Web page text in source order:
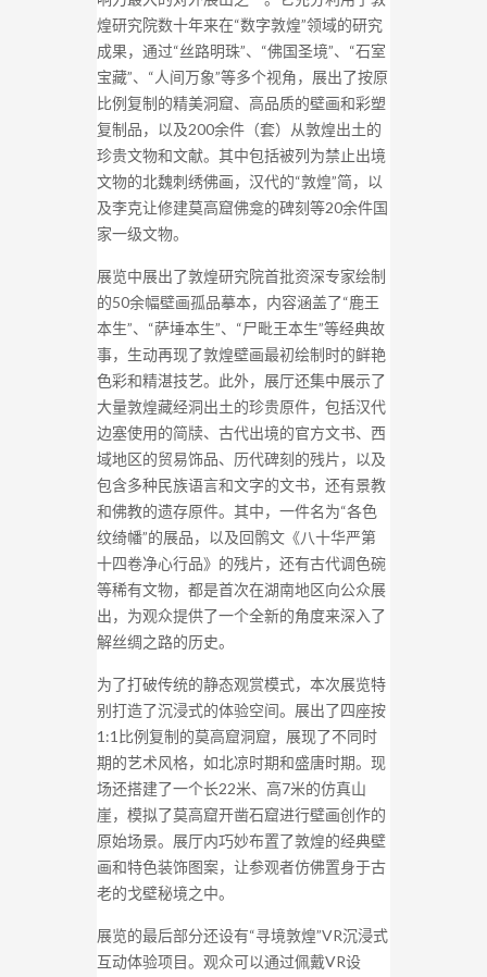
煌研究院数十年来在“数字敦煌”领域的研究
成果，通过“丝路明珠”、“佛国圣境”、“石室
宝藏”、“人间万象”等多个视角，展出了按原
比例复制的精美洞窟、高品质的壁画和彩塑
复制品，以及200余件（套）从敦煌出土的
珍贵文物和文献。其中包括被列为禁止出境
文物的北魏刺绣佛画，汉代的“敦煌”简，以
及李克让修建莫高窟佛龛的碑刻等20余件国
家一级文物。
展览中展出了敦煌研究院首批资深专家绘制
的50余幅壁画孤品摹本，内容涵盖了“鹿王
本生”、“萨埵本生”、“尸毗王本生”等经典故
事，生动再现了敦煌壁画最初绘制时的鲜艳
色彩和精湛技艺。此外，展厅还集中展示了
大量敦煌藏经洞出土的珍贵原件，包括汉代
边塞使用的简牍、古代出境的官方文书、西
域地区的贸易饰品、历代碑刻的残片，以及
包含多种民族语言和文字的文书，还有景教
和佛教的遗存原件。其中，一件名为“各色
纹绮幡”的展品，以及回鹘文《八十华严第
十四卷净心行品》的残片，还有古代调色碗
等稀有文物，都是首次在湖南地区向公众展
出，为观众提供了一个全新的角度来深入了
解丝绸之路的历史。
为了打破传统的静态观赏模式，本次展览特
别打造了沉浸式的体验空间。展出了四座按
1:1比例复制的莫高窟洞窟，展现了不同时
期的艺术风格，如北凉时期和盛唐时期。现
场还搭建了一个长22米、高7米的仿真山
崖，模拟了莫高窟开凿石窟进行壁画创作的
原始场景。展厅内巧妙布置了敦煌的经典壁
画和特色装饰图案，让参观者仿佛置身于古
老的戈壁秘境之中。
展览的最后部分还设有“寻境敦煌”VR沉浸式
互动体验项目。观众可以通过佩戴VR设